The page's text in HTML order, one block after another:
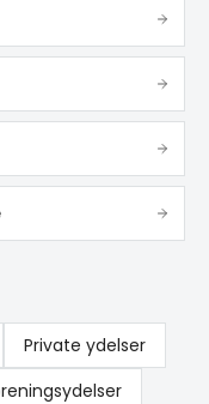
Private ydelser